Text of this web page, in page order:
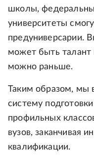
школы,
университеты
предуниверсарии.
может быть талант
можно раньше.
Таким образом, мы
систему
профильных
вузов, заканчивая
квалификации.